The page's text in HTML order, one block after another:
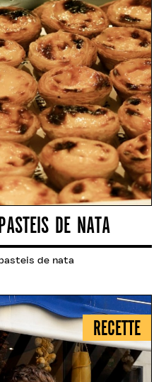
DE NATA
de nata
RECETTE